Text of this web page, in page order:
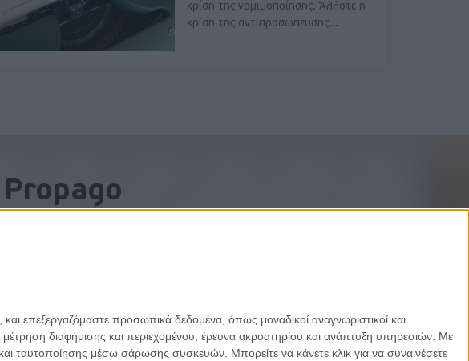
επεξεργαζόμαστε προσωπικά δεδομένα, όπως μοναδικοί αναγνωριστικοί και
διαφήμισης και περιεχομένου, έρευνα ακροατηρίου και ανάπτυξη υπηρεσιών. Με
ταυτοποίησης μέσω σάρωσης συσκευών. Μπορείτε να κάνετε κλικ για να συναινέσετε
κρίση της νομιμοποίησης. Άλλοτε η
κρίση της αντιπροσώπευσης...
email σας